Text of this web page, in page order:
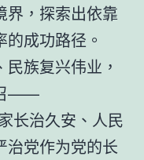
界，探索出依靠
成功路径。
族复兴伟业，
——
长治久安、人民
治党作为党的长